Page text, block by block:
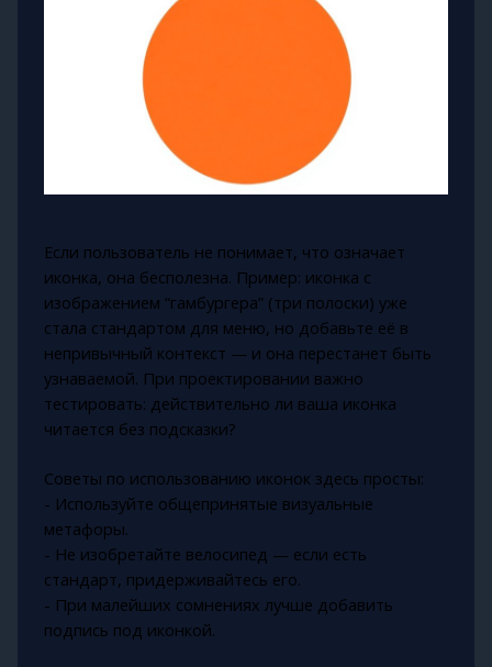
Если пользователь не понимает, что означает
иконка, она бесполезна. Пример: иконка с
изображением “гамбургера” (три полоски) уже
стала стандартом для меню, но добавьте её в
непривычный контекст — и она перестанет быть
узнаваемой. При проектировании важно
тестировать: действительно ли ваша иконка
читается без подсказки?
Советы по использованию иконок здесь просты:
- Используйте общепринятые визуальные
метафоры.
- Не изобретайте велосипед — если есть
стандарт, придерживайтесь его.
- При малейших сомнениях лучше добавить
подпись под иконкой.